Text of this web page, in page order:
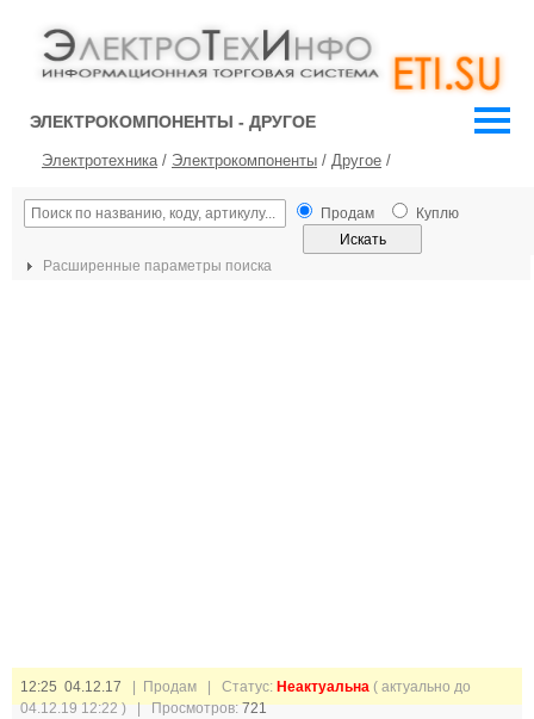
ЭЛЕКТРОКОМПОНЕНТЫ - ДРУГОЕ
Электротехника/ Электрокомпоненты / Другое /
Продам Куплю
Расширенные параметры поиска
12:25 04.12.17 | Продам | Статус: Неактуальна ( актуально до
04.12.19 12:22 ) | Просмотров:721